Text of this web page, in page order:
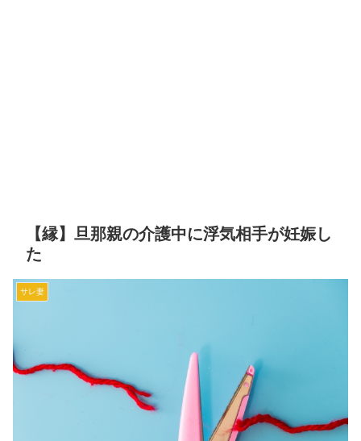
【縁】旦那親の介護中に浮気相手が妊娠し
た
サレ妻